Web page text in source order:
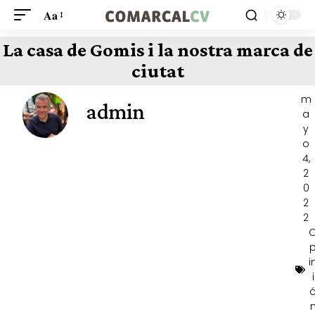
Aa
La casa de Gomis i la nostra marca de
ciutat
admin
m
a
y
o
4,
2
0
2
2
i